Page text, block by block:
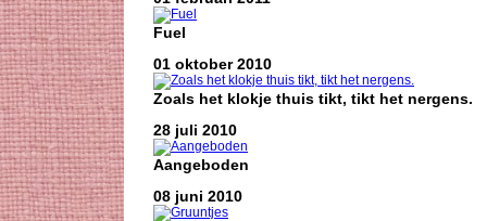
Fuel
01 oktober 2010
Zoals het klokje thuis tikt, tikt het nergens.
28 juli 2010
Aangeboden
08 juni 2010